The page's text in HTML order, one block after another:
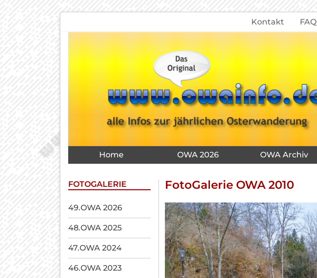
überspringen
Kontakt FAQ
Navigation
überspringen
Home OWA 2026 OWA Archiv
FotoGalerie OWA 2010
FOTOGALERIE
Navigation
49.OWA 2026
48.OWA 2025
47.OWA 2024
46.OWA 2023